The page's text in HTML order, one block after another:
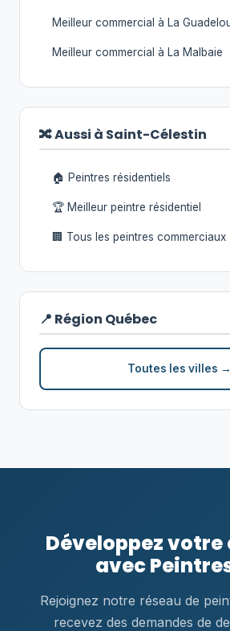
Meilleur commercial à La
Meilleur commercial à La Malbaie
🔀 Aussi à Saint-Célestin
🏠 Peintres résidentiels
🏆 Meilleur peintre résidentiel
🏢 Tous les peintres commerciaux
📍 Région Québec
Toutes les villes →
Développez
avec
Rejoignez notre réseau de
recevez des demandes de